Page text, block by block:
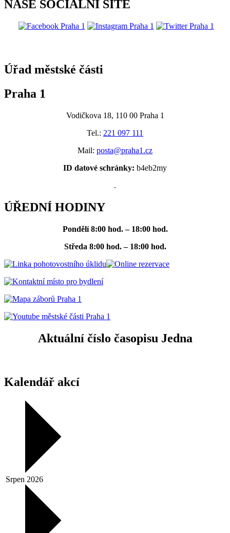
NAŠE SOCIÁLNÍ SÍTĚ
Úřad městské části
Praha 1
Vodičkova 18, 110 00 Praha 1
Tel.: 221 097 111
Mail: posta@praha1.cz
ID datové schránky: b4eb2my
.
ÚŘEDNÍ HODINY
Pondělí 8:00 hod. – 18:00 hod.
Středa 8:00 hod. – 18:00 hod.
Aktuální číslo časopisu Jedna
Kalendář akcí
Srpen 2026